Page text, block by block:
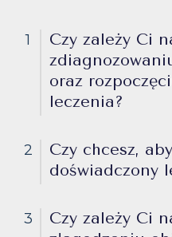
1
Czy zależy Ci
oraz
leczenia?
2
Czy chcesz,
doświadczony
3
Czy zależy Ci